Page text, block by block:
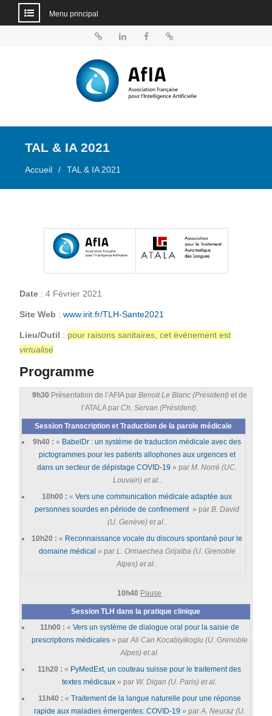
Menu principal
TAL & IA 2021
Accueil TAL & IA 2021
Date: 4 Février 2021
Site Web : www.irit.fr/TLH-Sante2021
Lieu/Outil : pour raisons sanitaires, cet événement est
virtualisé
Programme
9h30 Présentation de l’AFIA par Benoit Le Blanc (Président)et de
l’ATALA par Ch. Servan (Président).
Session Transcription et Traduction de la parole médicale
9h40 : « BabelDr : un système de traduction médicale avec des
pictogrammes pour les patients allophones aux urgences et
dans un secteur de dépistage COVID-19 » parM. Norré (UC.
Louvain) et al.
10h00 : «Vers une communication médicale adaptée aux
personnes sourdes en période de confinement» parB. David
(U. Genève) et al.
10h20 : « Reconnaissance vocale du discours spontané pour le
domaine médical » par L. Ormaechea Grijalba (U. Grenoble
Alpes) et al.
10h40 Pause
Session TLH dans la pratique clinique
11h00 : « Vers un système de dialogue oral pour la saisie de
prescriptions médicales» par Ali Can Kocabiyikoglu (U. Grenoble
Alpes) et al.
11h20 : « PyMedExt, un couteau suisse pour le traitement des
textes médicaux » par W. Digan (U. Paris) et al.
11h40 : « Traitement de la langue naturelle pour une réponse
rapide aux maladies émergentes: COVID-19 » par A. Neuraz (U.